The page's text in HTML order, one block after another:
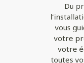
Du
vous
votre
votre
toutes